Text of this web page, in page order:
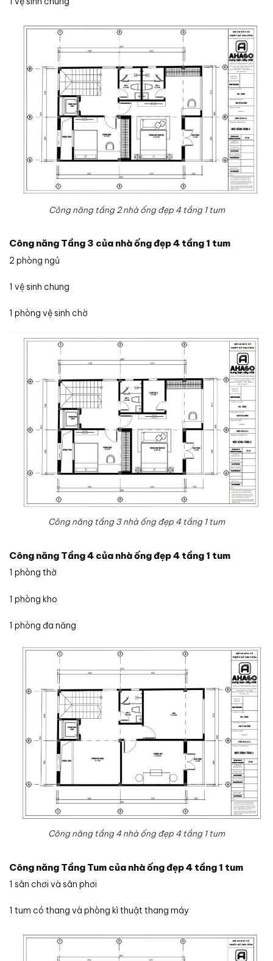
Công năng tầng 2 nhà ống đẹp 4 tầng 1 tum
Công năng Tầng 3 của nhà ống đẹp 4 tầng 1 tum
2 phòng ngủ
1 vệ sinh chung
1 phòng vệ sinh chờ
Công năng tầng 3 nhà ống đẹp 4 tầng 1 tum
Công năng Tầng 4 của nhà ống đẹp 4 tầng 1 tum
1 phòng thờ
1 phòng kho
1 phòng đa năng
Công năng tầng 4 nhà ống đẹp 4 tầng 1 tum
Công năng Tầng Tum của nhà ống đẹp 4 tầng 1 tum
1 sân chơi và sân phơi
1 tum có thang và phòng kì thuật thang máy